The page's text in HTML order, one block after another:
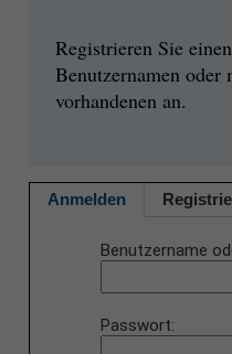
Registrieren Sie
Benutzernamen
vorhandenen an.
Anmelden
Benutzername
Passwort